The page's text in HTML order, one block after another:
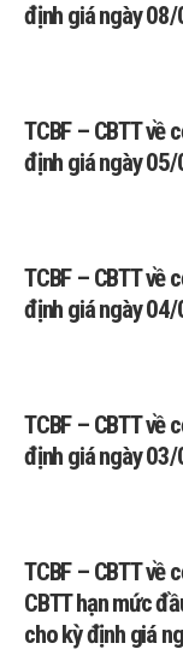
định giá ngày
TCBF – CBTT về
định giá ngày
TCBF – CBTT về
định giá ngày
TCBF – CBTT về
định giá ngày
TCBF – CBTT về
CBTT hạn mức
cho kỳ định giá